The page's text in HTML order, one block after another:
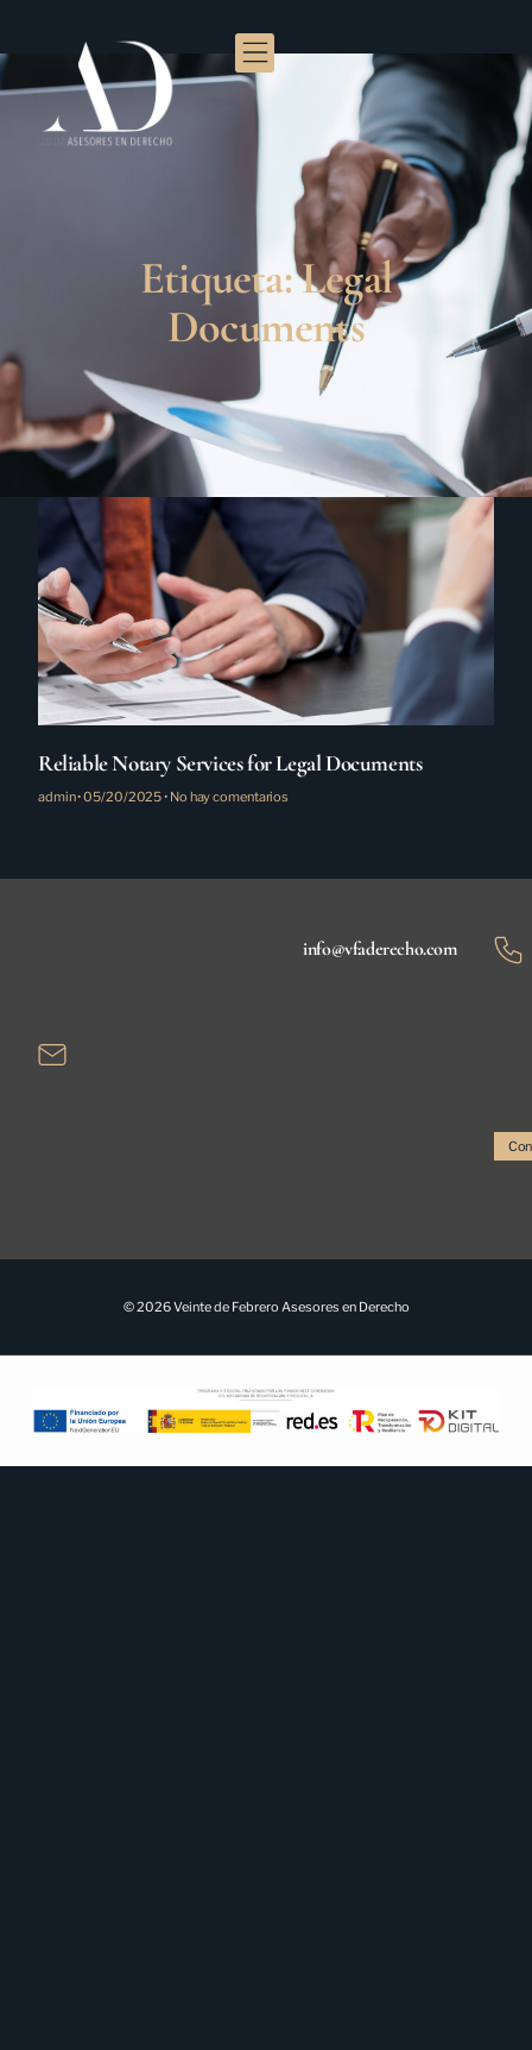
Etiqueta: Legal
Documents
Reliable Notary Services for Legal Documents
admin 05/20/2025 No hay comentarios
info@vfaderecho.com
© 2026 Veinte de Febrero Asesores en Derecho